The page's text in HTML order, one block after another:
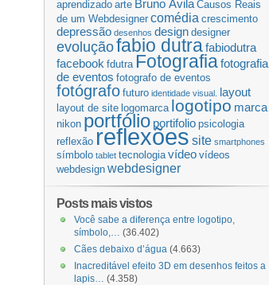
aprendizado arte Bruno Ávila Causos Reais
de um Webdesigner comédia crescimento
depressão desenhos design designer
evoluçãofabio dutrafabiodutra
facebook fdutra Fotografiafotografia
de eventos fotografo de eventos
fotógrafo futuro identidade visual. layout
layout de site logomarca logotipo marca
nikon portfólio portifolio psicologia
reflexão reflexõessite smartphones
símbolo tablet tecnologia vídeo vídeos
webdesign webdesigner
Posts mais vistos
Você sabe a diferença entre logotipo,
símbolo,… (36.402)
Cães debaixo d’água (4.663)
Inacreditável efeito 3D em desenhos feitos a
lapis… (4.358)